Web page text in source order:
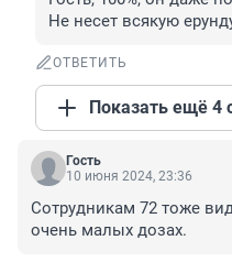
Не несет всякую
ОТВЕТИТЬ
Показать ещё 4
Гость
10 июня 2024, 23:36
Сотрудникам 72 тоже
очень малых дозах.